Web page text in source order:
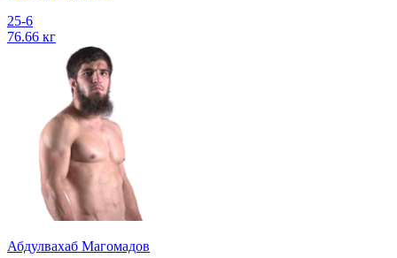
25-6
76.66 кг
Абдулвахаб Магомадов